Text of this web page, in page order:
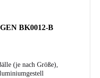
BK0012-B
(je nach Größe),